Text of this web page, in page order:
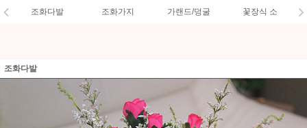
조화다발 조화가지 가랜드/덩굴 꽃장식 소
조화다발